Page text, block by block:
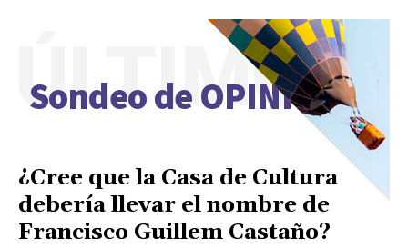
Sondeo de OPINIÓN
ÚLTIMO
¿Cree que la Casa de Cultura
debería llevar el nombre de
Francisco Guillem Castaño?